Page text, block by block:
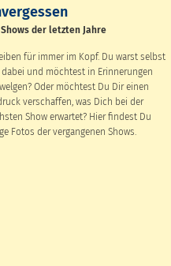
der letzten Jahre
für immer im Kopf. Du warst selbst
dabei und möchtest in Erinnerungen
Oder möchtest Du Dir einen
verschaffen, was Dich bei der
Show erwartet? Hier findest Du
Fotos der vergangenen Shows.